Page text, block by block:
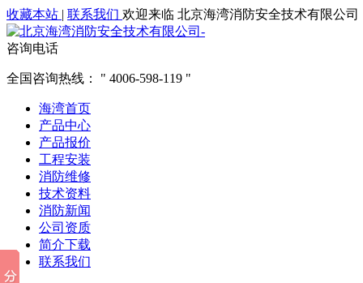
收藏本站 | 联系我们 欢迎来临 北京海湾消防安全技术有限公司
咨询电话
全国咨询热线： 4006-598-119
海湾首页
产品中心
产品报价
工程安装
消防维修
技术资料
消防新闻
公司资质
简介下载
联系我们